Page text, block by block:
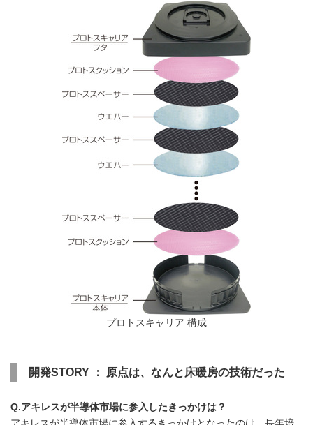
プロトスキャリア 構成
開発STORY ： 原点は、なんと床暖房の技術だった
Q.アキレスが半導体市場に参入したきっかけは？